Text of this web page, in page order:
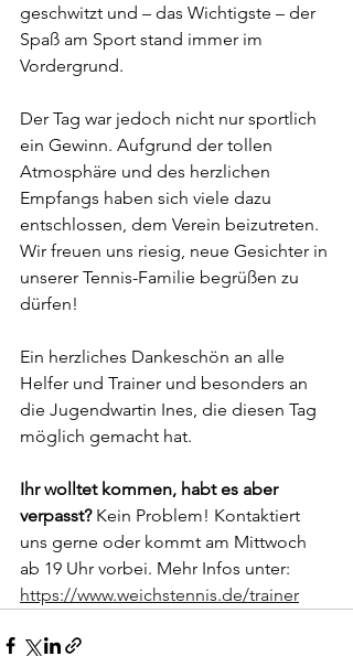
geschwitzt und – das Wichtigste – der
Spaß am Sport stand immer im
Vordergrund.
Der Tag war jedoch nicht nur sportlich
ein Gewinn. Aufgrund der tollen
Atmosphäre und des herzlichen
Empfangs haben sich viele dazu
entschlossen, dem Verein beizutreten.
Wir freuen uns riesig, neue Gesichter in
unserer Tennis-Familie begrüßen zu
dürfen!
Ein herzliches Dankeschön an alle
Helfer und Trainer und besonders an
die Jugendwartin Ines, die diesen Tag
möglich gemacht hat.
Ihr wolltet kommen, habt es aber
verpasst? Kein Problem! Kontaktiert
uns gerne oder kommt am Mittwoch
ab 19 Uhr vorbei. Mehr Infos unter:
https://www.weichstennis.de/trainer